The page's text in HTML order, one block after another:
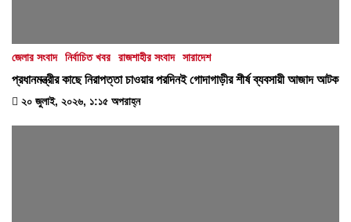
জেলার সংবাদ নির্বাচিত খবর রাজশাহীর সংবাদ সারাদেশ
প্রধানমন্ত্রীর কাছে নিরাপত্তা চাওয়ার পরদিনই গোদাগাড়ীর শীর্ষ ব্যবসায়ী আজাদ আটক
২০ জুলাই, ২০২৬, ১:১৫ অপরাহ্ন